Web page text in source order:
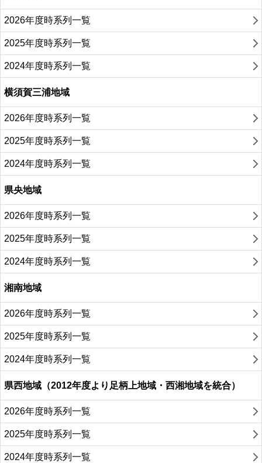
2026年度時系列一覧
2025年度時系列一覧
2024年度時系列一覧
横須賀三浦地域
2026年度時系列一覧
2025年度時系列一覧
2024年度時系列一覧
県央地域
2026年度時系列一覧
2025年度時系列一覧
2024年度時系列一覧
湘南地域
2026年度時系列一覧
2025年度時系列一覧
2024年度時系列一覧
県西地域（2012年度より足柄上地域・西湘地域を統合）
2026年度時系列一覧
2025年度時系列一覧
2024年度時系列一覧